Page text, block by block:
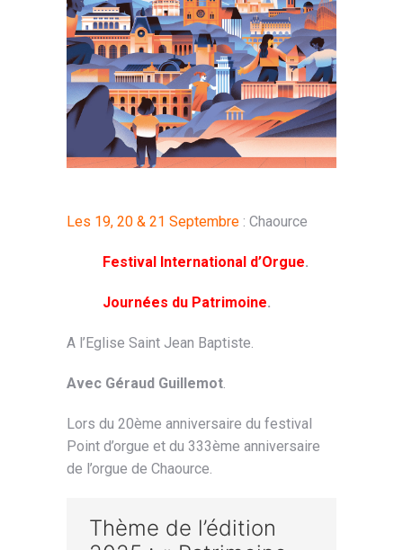
Les 19, 20 & 21 Septembre : Chaource
Festival International d’Orgue.
Journées du Patrimoine.
A l’Eglise Saint Jean Baptiste.
Avec Géraud Guillemot.
Lors du 20ème anniversaire du festival
Point d’orgue et du 333ème anniversaire
de l’orgue de Chaource.
Thème de l’édition